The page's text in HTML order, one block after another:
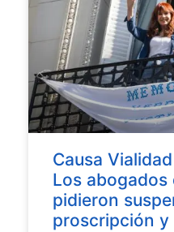
Causa
Los abogados
pidieron
proscripción y